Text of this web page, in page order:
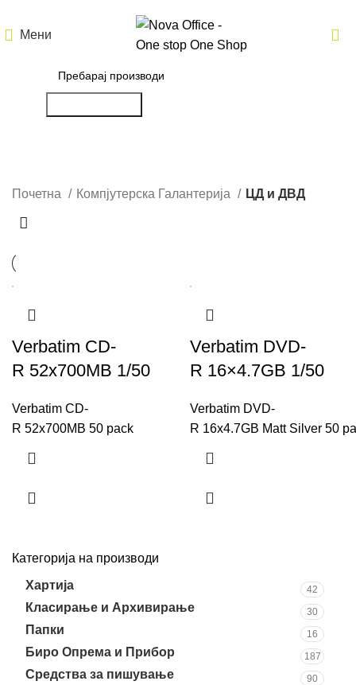
Мени
Категорија на производи
Хартија
42
Класирање и Архивирање 30
Папки 16
Биро Опрема и Прибор 187
Средства за пишување 90
Почетна Компјутерска Галантерија ЦД и ДВД
Verbatim CD-
R 52x700MB 1/50
Verbatim CD-
R 52x700MB 50 pack
Verbatim DVD-
R 16×4.7GB 1/50
Verbatim DVD-
R 16x4.7GB Matt Silver 50